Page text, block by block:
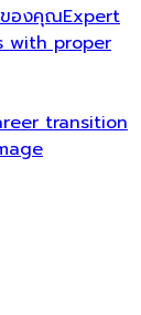
ของคุณExpert
with proper
transition